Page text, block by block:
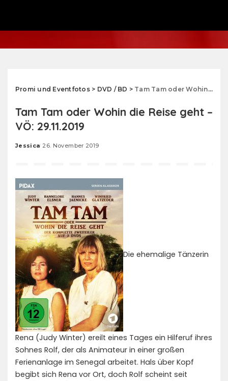
Promi und Eventfotos> DVD / BD > Tam Tam oder Wohin die Reise geht – VÖ: 29.11.2019
Tam Tam oder Wohin die Reise geht –
VÖ: 29.11.2019
Posted
Jessica 26. November 2019
Die ehemalige Tänzerin
Rena (Judy Winter) ereilt eines Tages ein Hilferuf ihres
Sohnes Rolf, der als Animateur in einer großen
Ferienanlage im Senegal arbeitet. Hals über Kopf
begibt sich Rena vor Ort, doch Rolf scheint seit